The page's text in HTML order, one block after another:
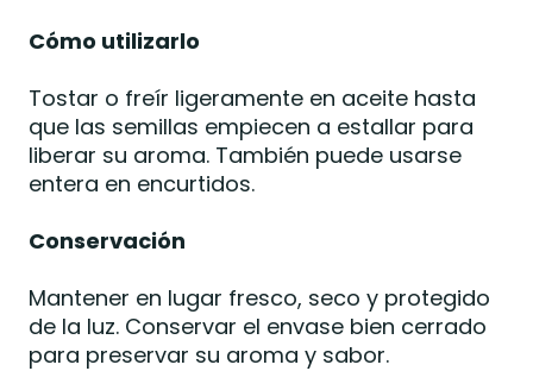
Cómo utilizarlo
Tostar o freír ligeramente en aceite hasta
que las semillas empiecen a estallar para
liberar su aroma. También puede usarse
entera en encurtidos.
Conservación
Mantener en lugar fresco, seco y protegido
de la luz. Conservar el envase bien cerrado
para preservar su aroma y sabor.